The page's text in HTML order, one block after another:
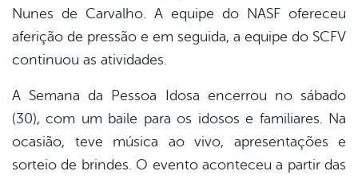
Nunes de Carvalho. A equipe do NASF ofereceu
aferição de pressão e em seguida, a equipe do SCFV
continuou as atividades.
A Semana da Pessoa Idosa encerrou no sábado
(30), com um baile para os idosos e familiares. Na
ocasião, teve música ao vivo, apresentações e
sorteio de brindes. O evento aconteceu a partir das